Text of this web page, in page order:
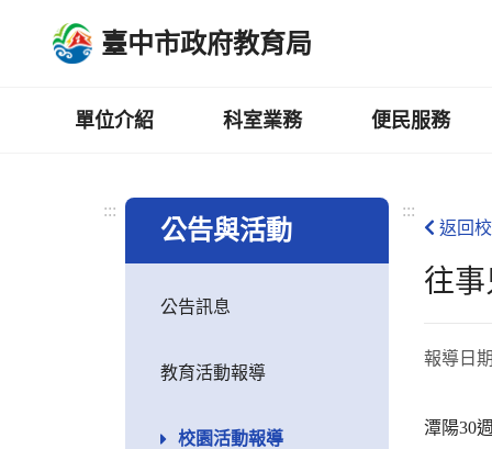
臺中市政府教育局
單位介紹 科室業務 便民服務
:::
公告與活動
公告訊息
教育活動報導
校園活動報導
:::
返回
往
報導日
潭陽30